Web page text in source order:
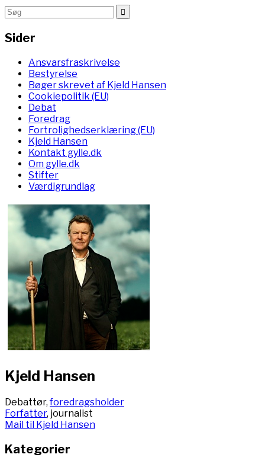
Sider
Ansvarsfraskrivelse
Bestyrelse
Bøger skrevet af Kjeld Hansen
Cookiepolitik (EU)
Debat
Foredrag
Fortrolighedserklæring (EU)
Kjeld Hansen
Kontakt gylle.dk
Om gylle.dk
Stifter
Værdigrundlag
Kjeld Hansen
Debattør,foredragsholder
Forfatter, journalist
Mail til Kjeld Hansen
Kategorier